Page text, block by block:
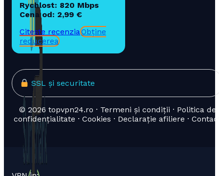
Rychlost: 820 Mbps
Cena od: 2,99 €
Citește recenziaObține
reducerea
SSL și securitate
© 2026 topvpn24.ro · Termeni și condiții · Politica de
confidențialitate · Cookies · Declarație afiliere ·